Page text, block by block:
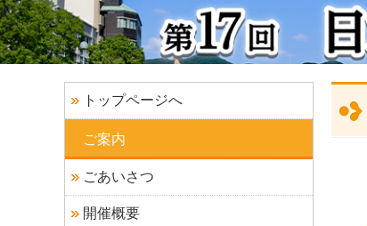
トップページへ
ご案内
ごあいさつ
開催概要